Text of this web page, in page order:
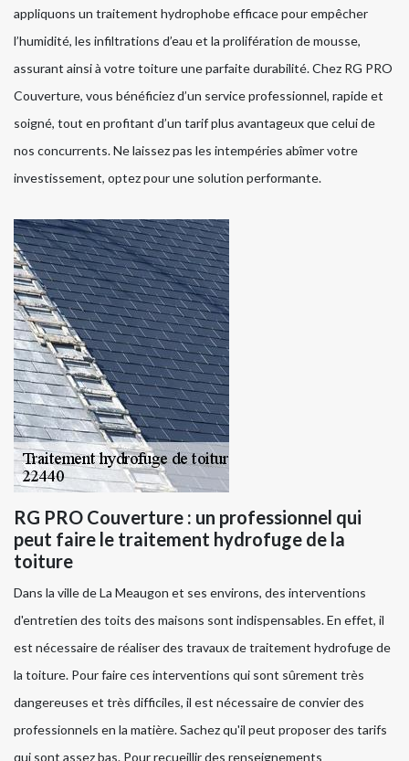
appliquons un traitement hydrophobe efficace pour empêcher
l’humidité, les infiltrations d’eau et la prolifération de mousse,
assurant ainsi à votre toiture une parfaite durabilité. Chez RG PRO
Couverture, vous bénéficiez d’un service professionnel, rapide et
soigné, tout en profitant d’un tarif plus avantageux que celui de
nos concurrents. Ne laissez pas les intempéries abîmer votre
investissement, optez pour une solution performante.
RG PRO Couverture : un professionnel qui
peut faire le traitement hydrofuge de la
toiture
Dans la ville de La Meaugon et ses environs, des interventions
d'entretien des toits des maisons sont indispensables. En effet, il
est nécessaire de réaliser des travaux de traitement hydrofuge de
la toiture. Pour faire ces interventions qui sont sûrement très
dangereuses et très difficiles, il est nécessaire de convier des
professionnels en la matière. Sachez qu'il peut proposer des tarifs
qui sont assez bas. Pour recueillir des renseignements